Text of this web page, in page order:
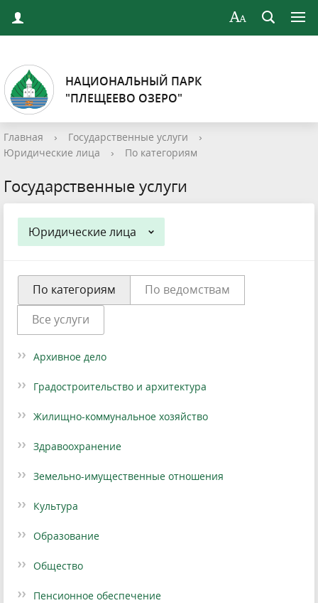
НАЦИОНАЛЬНЫЙ ПАРК
"ПЛЕЩЕЕВО ОЗЕРО"
Главная › Государственные услуги
›
Юридические лица
› По категориям
Государственные услуги
Юридические лица
По категориям
По ведомствам
Все услуги
Архивное дело
Градостроительство и архитектура
Жилищно-коммунальное хозяйство
Здравоохранение
Земельно-имущественные отношения
Культура
Образование
Общество
Пенсионное обеспечение